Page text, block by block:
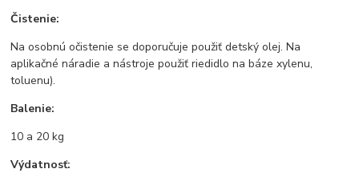
Čistenie:
Na osobnú očistenie se doporučuje použiť detský olej. Na
aplikačné náradie a nástroje použiť riedidlo na báze xylenu,
toluenu).
Balenie:
10 a 20 kg
Výdatnosť: